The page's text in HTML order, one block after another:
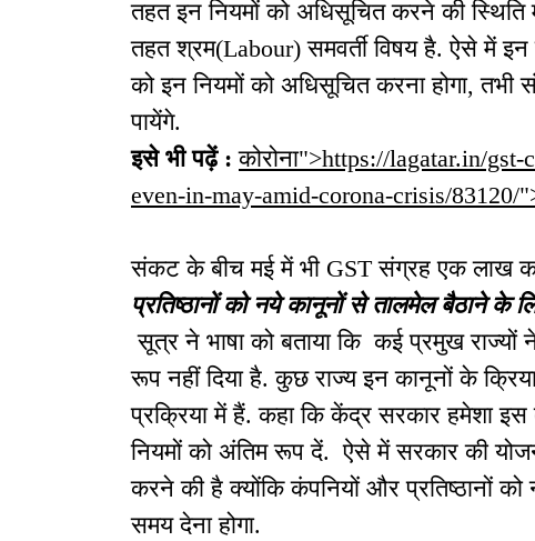
तहत इन नियमों को अधिसूचित करने की
तहत श्रम(Labour) समवर्ती विषय है. ऐसे में
को इन नियमों को अधिसूचित करना होगा,
पायेंगे.
इसे भी पढ़ें : कोरोना">https://lagatar.in/
even-in-may-amid-corona-crisis/83120/
संकट के बीच मई में भी GST संग्रह एक लाख
प्रतिष्ठानों को नये कानूनों से तालमेल बैठाने के
सूत्र ने भाषा को बताया कि कई प्रमुख
रूप नहीं दिया है. कुछ राज्य इन कानूनों के
प्रक्रिया में हैं. कहा कि केंद्र सरकार हमेशा
नियमों को अंतिम रूप दें. ऐसे में सरकार की
करने की है क्योंकि कंपनियों और प्रतिष्ठानों
समय देना होगा.